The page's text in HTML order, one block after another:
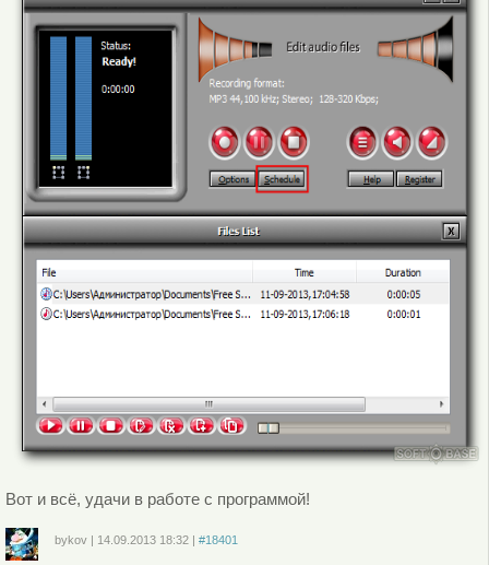
Вот и всё, удачи в работе с программой!
bykov| 14.09.2013 18:32| #18401